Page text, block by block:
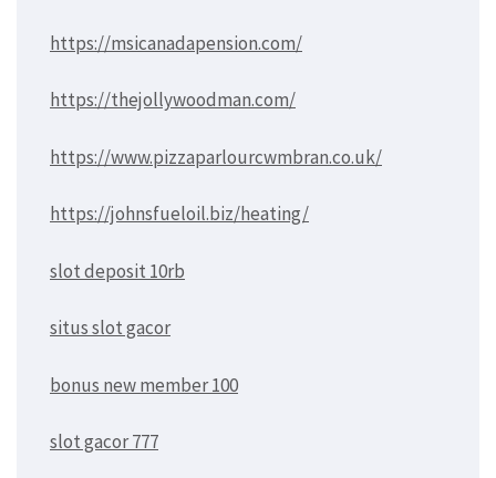
https://msicanadapension.com/
https://thejollywoodman.com/
https://www.pizzaparlourcwmbran.co.uk/
https://johnsfueloil.biz/heating/
slot deposit 10rb
situs slot gacor
bonus new member 100
slot gacor 777